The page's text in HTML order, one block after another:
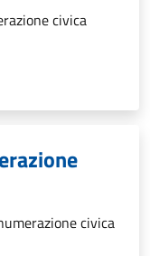
civica
civica